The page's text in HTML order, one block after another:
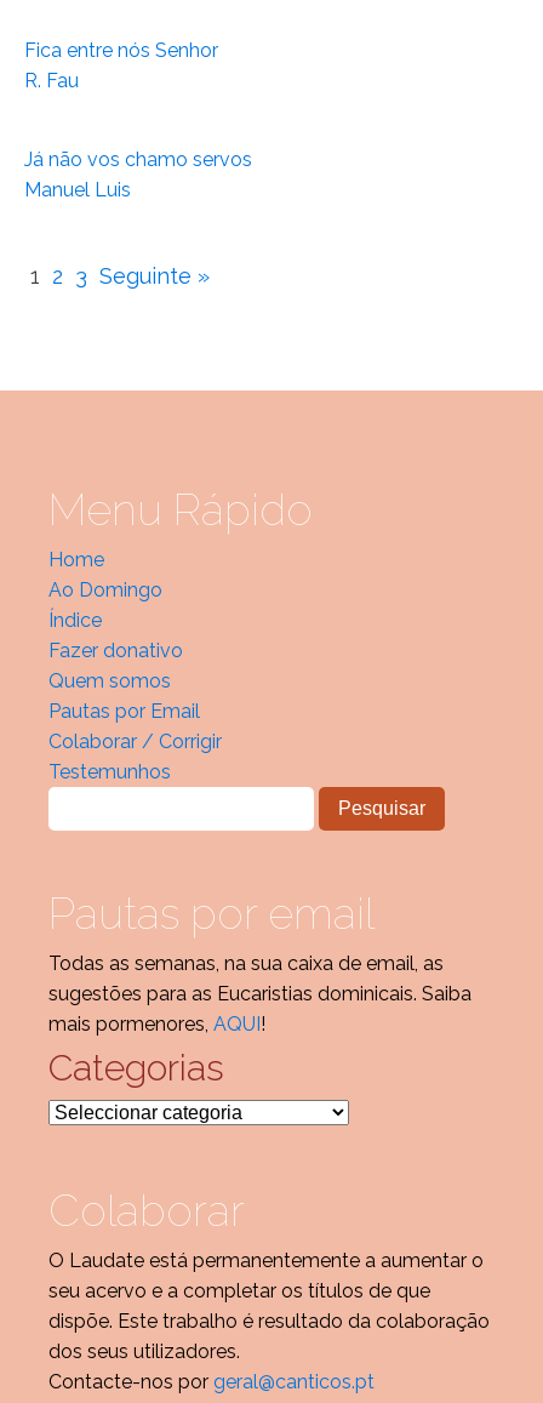
Fica entre nós Senhor
R. Fau
Já não vos chamo servos
Manuel Luis
1 2 3 Seguinte »
Menu Rápido
Home
Ao Domingo
Índice
Fazer donativo
Quem somos
Pautas por Email
Colaborar / Corrigir
Testemunhos
Pautas por email
Todas as semanas, na sua caixa de email, as
sugestões para as Eucaristias dominicais. Saiba
mais pormenores, AQUI!
Categorias
Categorias
Colaborar
O Laudate está permanentemente a aumentar o
seu acervo e a completar os títulos de que
dispõe. Este trabalho é resultado da colaboração
dos seus utilizadores.
Contacte-nos por geral@canticos.pt